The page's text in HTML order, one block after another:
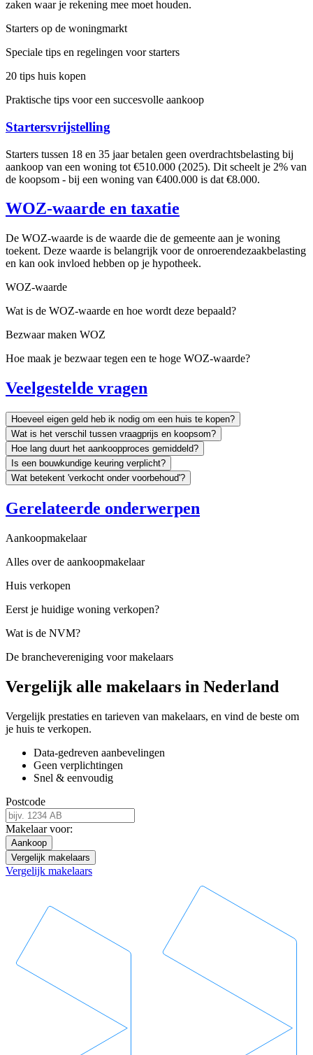
zaken waar je rekening mee moet houden.
Starters op de woningmarkt
Speciale tips en regelingen voor starters
20 tips huis kopen
Praktische tips voor een succesvolle aankoop
Startersvrijstelling
Starters tussen 18 en 35 jaar betalen geen overdrachtsbelasting bij
aankoop van een woning tot €510.000 (2025). Dit scheelt je 2% van
de koopsom - bij een woning van €400.000 is dat €8.000.
WOZ-waarde en taxatie
De WOZ-waarde is de waarde die de gemeente aan je woning
toekent. Deze waarde is belangrijk voor de onroerendezaakbelasting
en kan ook invloed hebben op je hypotheek.
WOZ-waarde
Wat is de WOZ-waarde en hoe wordt deze bepaald?
Bezwaar maken WOZ
Hoe maak je bezwaar tegen een te hoge WOZ-waarde?
Veelgestelde vragen
Hoeveel eigen geld heb ik nodig om een huis te kopen?
Wat is het verschil tussen vraagprijs en koopsom?
Hoe lang duurt het aankoopproces gemiddeld?
Is een bouwkundige keuring verplicht?
Wat betekent 'verkocht onder voorbehoud'?
Gerelateerde onderwerpen
Aankoopmakelaar
Alles over de aankoopmakelaar
Huis verkopen
Eerst je huidige woning verkopen?
Wat is de NVM?
De branchevereniging voor makelaars
Vergelijk alle makelaars in Nederland
Vergelijk prestaties en tarieven van makelaars, en vind de beste om
je huis te verkopen.
Data-gedreven aanbevelingen
Geen verplichtingen
Snel & eenvoudig
Postcode
Makelaar voor:
Aankoop
Vergelijk makelaars
Vergelijk makelaars